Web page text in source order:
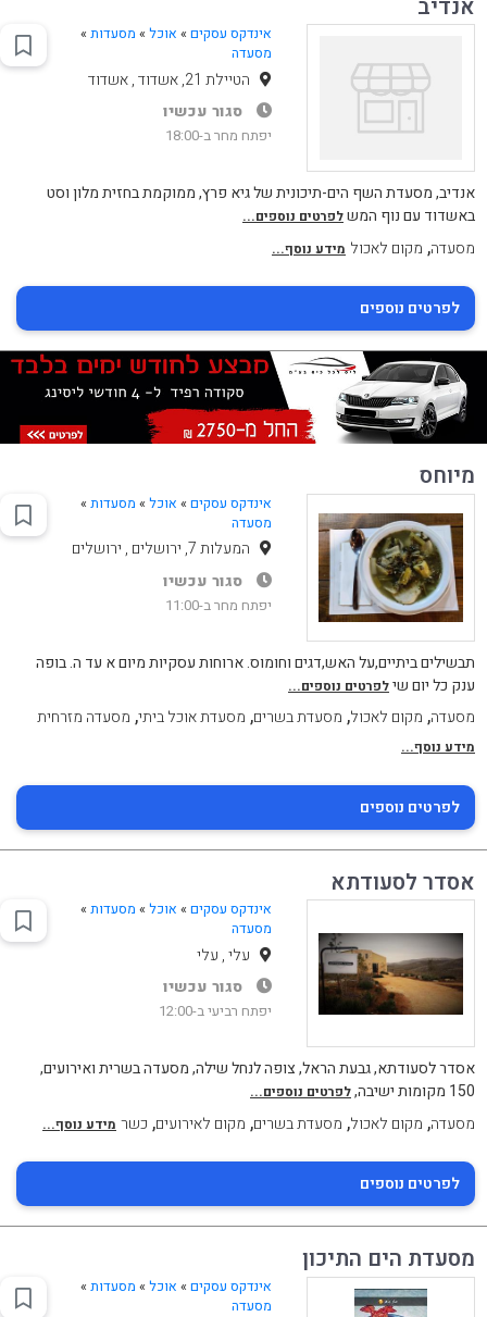
אנדיב
אינדקס עסקים » אוכל» מסעדות»
מסעדה
הטיילת 21, אשדוד , אשדוד
סגור עכשיו
יפתח מחר ב-18:00
אנדיב, מסעדת השף הים-תיכונית של גיא פרץ, ממוקמת בחזית מלון וסט
באשדוד עם נוף המשלפרטים נוספים...
מסעדה, מקום לאכול מידע נוסף...
לפרטים נוספים
מיוחס
אינדקס עסקים » אוכל» מסעדות»
מסעדה
המעלות 7, ירושלים , ירושלים
סגור עכשיו
יפתח מחר ב-11:00
תבשילים ביתיים,על האש,דגים וחומוס. ארוחות עסקיות מיום א עד ה. בופה
ענק כל יום שילפרטים נוספים...
מסעדה, מקום לאכול, מסעדת בשרים, מסעדת אוכל ביתי, מסעדה מזרחית
מידע נוסף...
לפרטים נוספים
אסדר לסעודתא
אינדקס עסקים » אוכל» מסעדות»
מסעדה
עלי , עלי
סגור עכשיו
יפתח רביעי ב-12:00
אסדר לסעודתא, גבעת הראל, צופה לנחל שילה, מסעדה בשרית ואירועים,
150 מקומות ישיבה,
לפרטים נוספים...
מסעדה, מקום לאכול, מסעדת בשרים, מקום לאירועים, כשר מידע נוסף...
לפרטים נוספים
מסעדת הים התיכון
אינדקס עסקים » אוכל» מסעדות»
מסעדה